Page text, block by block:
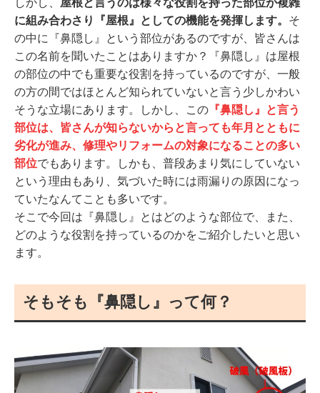
しかし、 屋根と言うのは様々な役割を持った部位が複雑
に組み合わさり『屋根』としての機能を発揮します。 そ
の中に『鼻隠し』という部位があるのですが、皆さんは
この名前を聞いたことはありますか？『鼻隠し』は屋根
の部位の中でも重要な役割を持っているのですが、一般
の方の間ではほとんど知られていないと言う少しかわい
そうな立場にあります。しかし、この 『鼻隠し』と言う
部位は、皆さんが知らないからと言っても年月とともに
劣化が進み、修理やリフォームの対象になることの多い
部位でもあります。しかも、普段あまり気にしていない
という理由もあり、気づいた時には雨漏りの原因になっ
ていたなんてことも多いです。
そこで今回は『鼻隠し』とはどのような部位で、また、
どのような役割を持っているのかをご紹介したいと思い
ます。
そもそも『鼻隠し』って何？